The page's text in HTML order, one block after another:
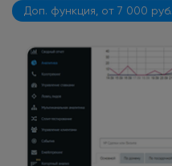
Доп. функция, от 7 000 руб.